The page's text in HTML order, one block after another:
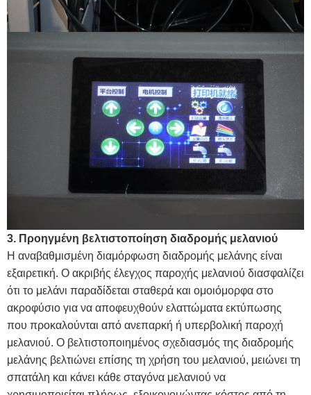
3. Προηγμένη βελτιστοποίηση διαδρομής μελανιού
Η αναβαθμισμένη διαμόρφωση διαδρομής μελάνης είναι
εξαιρετική. Ο ακριβής έλεγχος παροχής μελανιού διασφαλίζει
ότι το μελάνι παραδίδεται σταθερά και ομοιόμορφα στο
ακροφύσιο για να αποφευχθούν ελαττώματα εκτύπωσης
που προκαλούνται από ανεπαρκή ή υπερβολική παροχή
μελανιού. Ο βελτιστοποιημένος σχεδιασμός της διαδρομής
μελάνης βελτιώνει επίσης τη χρήση του μελανιού, μειώνει τη
σπατάλη και κάνει κάθε σταγόνα μελανιού να